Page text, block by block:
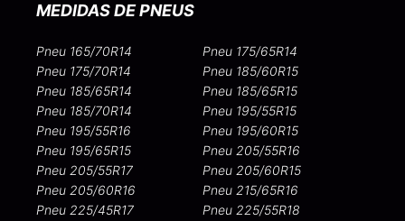
MEDIDAS DE PNEUS
Pneu 165/70R14
Pneu 175/65R14
Pneu 175/70R14
Pneu 185/60R15
Pneu 185/65R14
Pneu 185/65R15
Pneu 185/70R14
Pneu 195/55R15
Pneu 195/55R16
Pneu 195/60R15
Pneu 195/65R15
Pneu 205/55R16
Pneu 205/55R17
Pneu 205/60R15
Pneu 205/60R16
Pneu 215/65R16
Pneu 225/45R17
Pneu 225/55R18